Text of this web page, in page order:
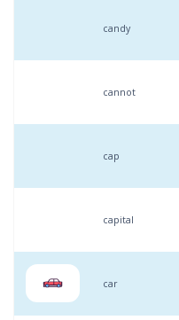
candy
cannot
cap
capital
car